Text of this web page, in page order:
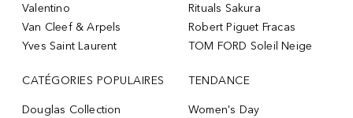
Valentino
Van Cleef & Arpels
Yves Saint Laurent
Rituals Sakura
Robert Piguet Fracas
TOM FORD Soleil Neige
CATÉGORIES POPULAIRES
Douglas Collection
TENDANCE
Women's Day